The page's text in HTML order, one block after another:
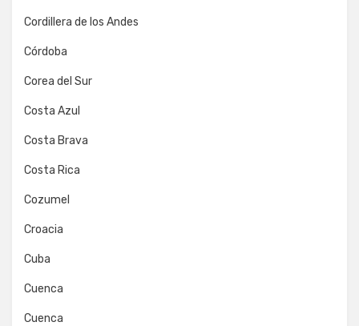
Cordillera de los Andes
Córdoba
Corea del Sur
Costa Azul
Costa Brava
Costa Rica
Cozumel
Croacia
Cuba
Cuenca
Cuenca